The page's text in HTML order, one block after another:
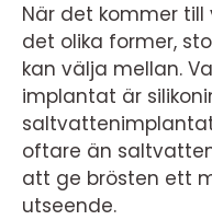
När det kommer
det olika former,
kan välja mellan.
implantat är
oftare än
att ge brösten ett
utseende.